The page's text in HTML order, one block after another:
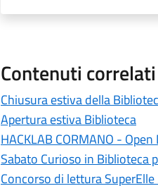
Contenuti correlati
Chiusura estiva della
Apertura estiva Biblioteca
HACKLAB CORMANO -
Sabato Curioso in Biblioteca
Concorso di lettura